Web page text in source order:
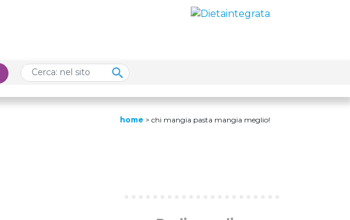
home > chi mangia pasta mangia meglio!